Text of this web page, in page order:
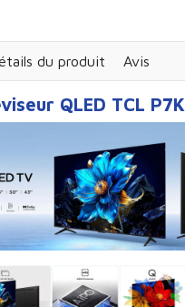
du produit Avis
QLED TCL P7K